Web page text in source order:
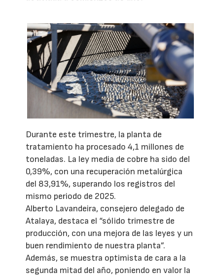
Durante este trimestre, la planta de
tratamiento ha procesado 4,1 millones de
toneladas. La ley media de cobre ha sido del
0,39%, con una recuperación metalúrgica
del 83,91%, superando los registros del
mismo periodo de 2025.
Alberto Lavandeira, consejero delegado de
Atalaya, destaca el “sólido trimestre de
producción, con una mejora de las leyes y un
buen rendimiento de nuestra planta”.
Además, se muestra optimista de cara a la
segunda mitad del año, poniendo en valor la